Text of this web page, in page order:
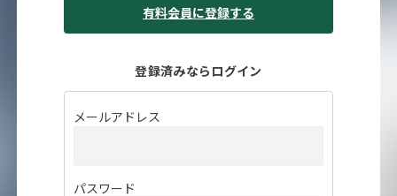
有料会員に登録する
登録済みならログイン
メールアドレス
パスワード